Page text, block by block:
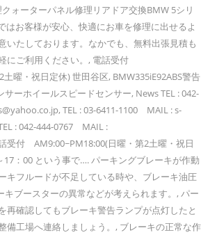
ォーターパネル修理リアドア交換BMW 5シリ
はお客様が安心、快適にお車を修理に出せるよ
いたしております。なかでも、無料出張見積も
にご利用ください。, 電話受付
曜・祝日定休) 世田谷区, BMW335iE92ABS警告
ーホイールスピードセンサー, News TEL : 042-
TEL : 03-6411-1100 MAIL : s-
: 042-444-0767 MAIL :
受付 AM9:00~PM18:00(日曜・第2土曜・祝日
17：00 という事で…. パーキングブレーキが作動
キフルードが不足している時や、ブレーキ油圧
キブースターの異常などが考えられます。, パー
再確認してもブレーキ警告ランプが点灯したと
備工場へ連絡しましょう。, ブレーキの正常な作